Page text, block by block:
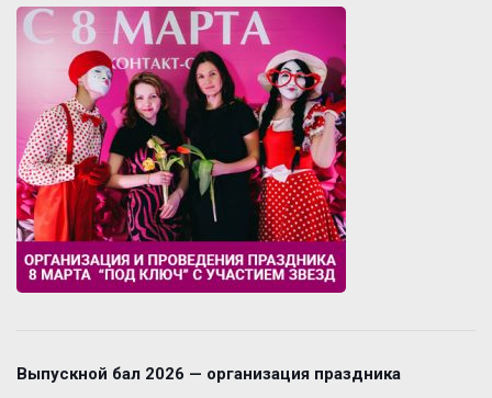
Выпускной бал 2026 — организация праздника